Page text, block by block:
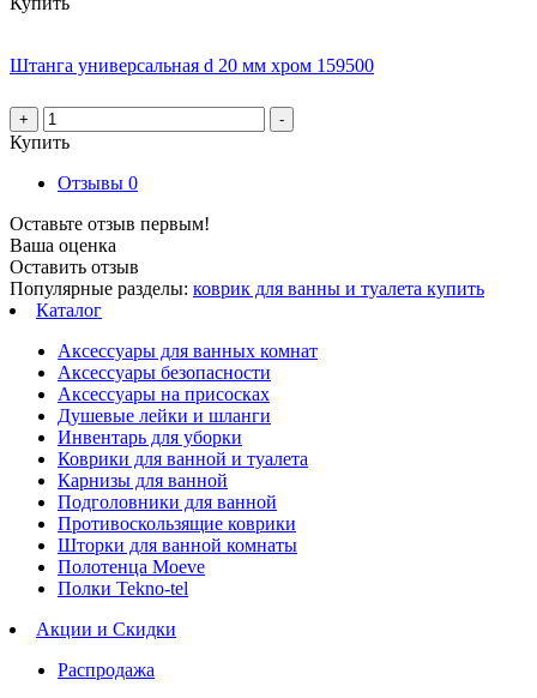
Штанга универсальная d 20 мм хром 159500
+ -
Купить
Отзывы 0
Оставьте отзыв первым!
Ваша оценка
Оставить отзыв
Популярные разделы: коврик для ванны и туалета купить
Каталог
Аксессуары для ванных комнат
Аксессуары безопасности
Аксессуары на присосках
Душевые лейки и шланги
Инвентарь для уборки
Коврики для ванной и туалета
Карнизы для ванной
Подголовники для ванной
Противоскользящие коврики
Шторки для ванной комнаты
Полотенца Moeve
Полки Tekno-tel
Акции и Скидки
Распродажа